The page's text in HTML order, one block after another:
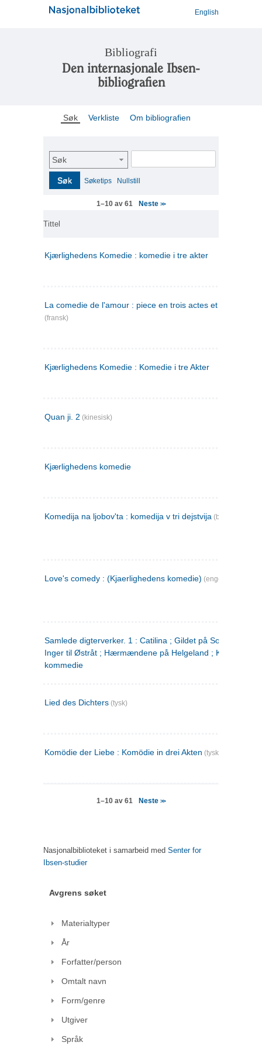
English
Bibliografi
Den internasjonale Ibsen-
bibliografien
Søk Verkliste Om bibliografien
Søk
Søk Søketips Nullstill
1–10 av 61 Neste>>
Tittel
Kjærlighedens Komedie : komedie i tre akter
La comedie de l'amour : piece en trois actes et en vers
(fransk)
Kjærlighedens Komedie : Komedie i tre Akter
Quan ji. 2 (kinesisk)
Kjærlighedens komedie
Komedija na ljobov'ta : komedija v tri dejstvija (bulgarsk)
Love's comedy : (Kjaerlighedens komedie) (engelsk)
Samlede digterverker. 1 : Catilina ; Gildet på Solhaug ; Fru
Inger til Østråt ; Hærmændene på Helgeland ;
kommedie
Lied des Dichters (tysk)
Komödie der Liebe : Komödie in drei Akten (tysk)
1–10 av 61 Neste>>
Nasjonalbiblioteket i samarbeid med Senter for
Ibsen-studier
Avgrens søket
Materialtyper
År
Forfatter/person
Omtalt navn
Form/genre
Utgiver
Språk